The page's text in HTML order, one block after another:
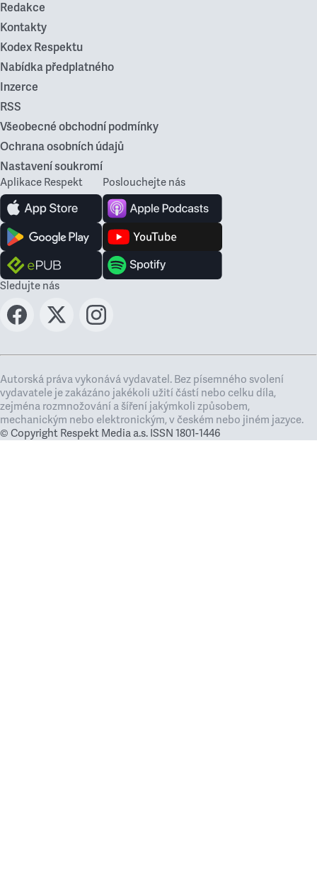
Redakce
Kontakty
Kodex Respektu
Nabídka předplatného
Inzerce
RSS
Všeobecné obchodní podmínky
Ochrana osobních údajů
Nastavení soukromí
Aplikace Respekt Poslouchejte nás
Sledujte nás
Autorská práva vykonává vydavatel. Bez písemného svolení
vydavatele je zakázáno jakékoli užití částí nebo celku díla,
zejména rozmnožování a šíření jakýmkoli způsobem,
mechanickým nebo elektronickým, v českém nebo jiném jazyce.
© Copyright Respekt Media a.s. ISSN 1801-1446